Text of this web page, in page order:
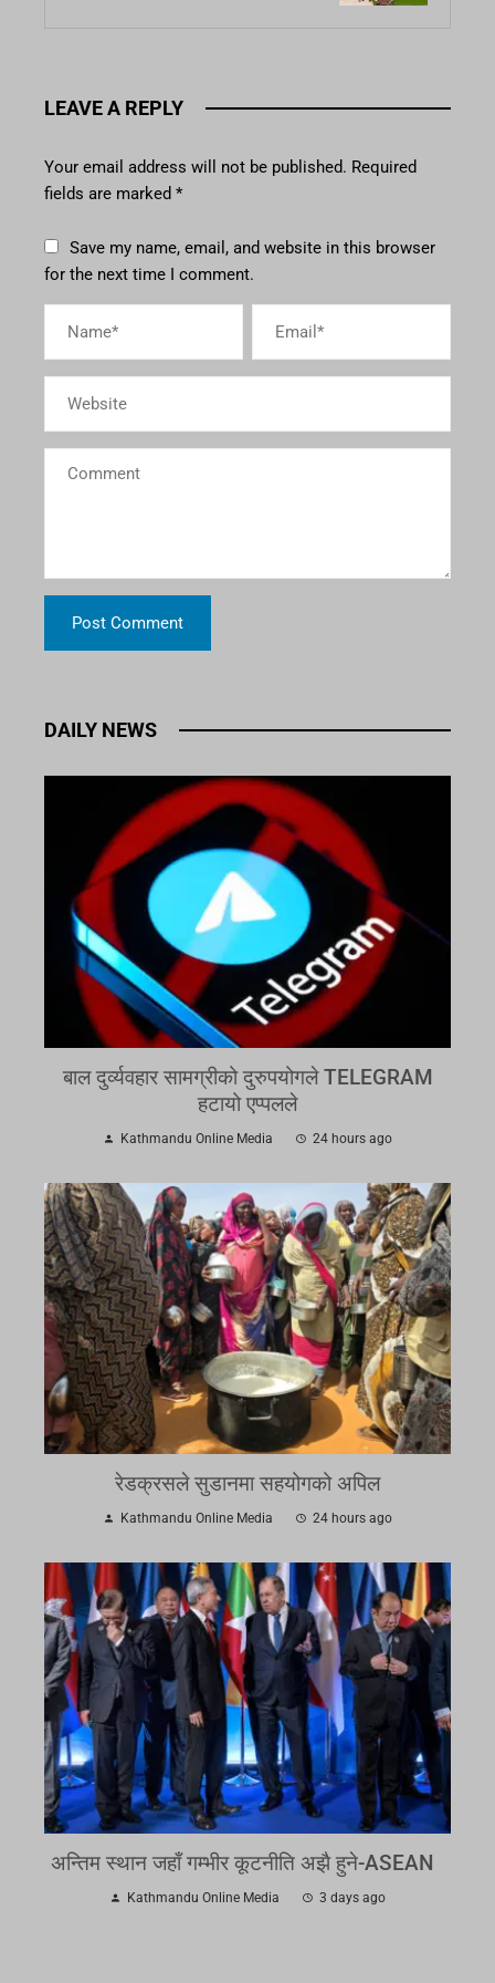
LEAVE A REPLY
Your email address will not be published. Required
fields are marked *
Save my name, email, and website in this browser
for the next time I comment.
DAILY NEWS
बाल दुर्व्यवहार सामग्रीको दुरुपयोगले TELEGRAM
हटायो एप्पलले
Kathmandu Online Media 24 hours ago
रेडक्रसले सुडानमा सहयोगको अपिल
Kathmandu Online Media 24 hours ago
अन्तिम स्थान जहाँ गम्भीर कूटनीति अझै हुने-ASEAN
Kathmandu Online Media 3 days ago